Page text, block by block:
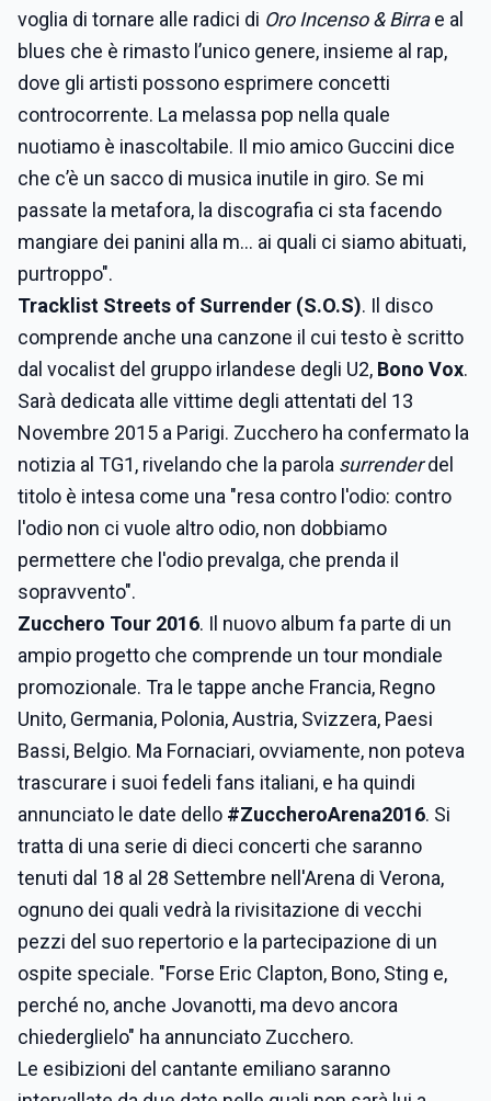
voglia di tornare alle radici di Oro Incenso & Birrae al
blues che è rimasto l’unico genere, insieme al rap,
dove gli artisti possono esprimere concetti
controcorrente. La melassa pop nella quale
nuotiamo è inascoltabile. Il mio amico Guccini dice
che c’è un sacco di musica inutile in giro. Se mi
passate la metafora, la discografia ci sta facendo
mangiare dei panini alla m… ai quali ci siamo abituati,
purtroppo".
Tracklist Streets of Surrender (S.O.S). Il disco
comprende anche una canzone il cui testo è scritto
dal vocalist del gruppo irlandese degli U2, Bono Vox.
Sarà dedicata alle vittime degli attentati del 13
Novembre 2015 a Parigi. Zucchero ha confermato la
notizia al TG1, rivelando che la parola surrenderdel
titolo è intesa come una "resa contro l'odio: contro
l'odio non ci vuole altro odio, non dobbiamo
permettere che l'odio prevalga, che prenda il
sopravvento".
Zucchero Tour 2016. Il nuovo album fa parte di un
ampio progetto che comprende un tour mondiale
promozionale. Tra le tappe anche Francia, Regno
Unito, Germania, Polonia, Austria, Svizzera, Paesi
Bassi, Belgio. Ma Fornaciari, ovviamente, non poteva
trascurare i suoi fedeli fans italiani, e ha quindi
annunciato le date dello #ZuccheroArena2016. Si
tratta di una serie di dieci concerti che saranno
tenuti dal 18 al 28 Settembre nell'Arena di Verona,
ognuno dei quali vedrà la rivisitazione di vecchi
pezzi del suo repertorio e la partecipazione di un
ospite speciale. "Forse Eric Clapton, Bono, Sting e,
perché no, anche Jovanotti, ma devo ancora
chiederglielo" ha annunciato Zucchero.
Le esibizioni del cantante emiliano saranno